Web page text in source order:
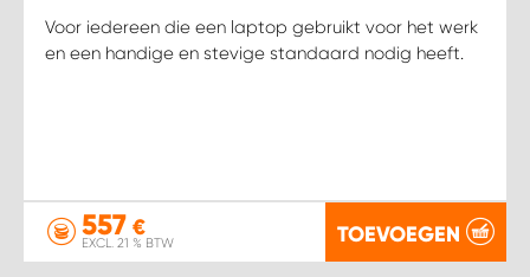
Voor iedereen die een laptop gebruikt voor het werk
en een handige en stevige standaard nodig heeft.
557 €
EXCL. 21 % BTW TOEVOEGEN
WORK SYSTEM LOPIK AUTOSERVICE BENSCHOP
WORK SYSTEM NIEUWERKERK AAN DEN IJSSEL